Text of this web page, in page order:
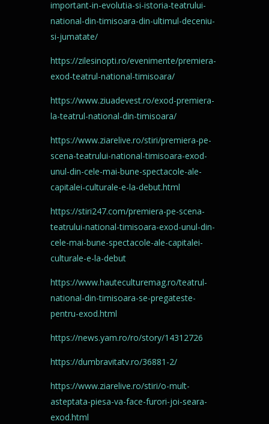
important-in-evolutia-si-istoria-teatrului-
national-din-timisoara-din-ultimul-deceniu-
si-jumatate/
https://zilesinopti.ro/evenimente/premiera-
exod-teatrul-national-timisoara/
https://www.ziuadevest.ro/exod-premiera-
la-teatrul-national-din-timisoara/
https://www.ziarelive.ro/stiri/premiera-pe-
scena-teatrului-national-timisoara-exod-
unul-din-cele-mai-bune-spectacole-ale-
capitalei-culturale-e-la-debut.html
https://stiri247.com/premiera-pe-scena-
teatrului-national-timisoara-exod-unul-din-
cele-mai-bune-spectacole-ale-capitalei-
culturale-e-la-debut
https://www.hauteculturemag.ro/teatrul-
national-din-timisoara-se-pregateste-
pentru-exod.html
https://news.yam.ro/ro/story/14312726
https://dumbravitatv.ro/36881-2/
https://www.ziarelive.ro/stiri/o-mult-
asteptata-piesa-va-face-furori-joi-seara-
exod.html